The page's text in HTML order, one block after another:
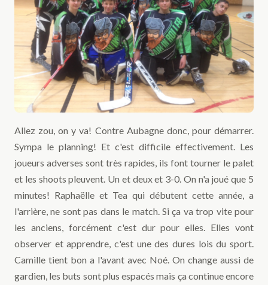
Allez zou, on y va! Contre Aubagne donc, pour démarrer.
Sympa le planning! Et c'est difficile effectivement. Les
joueurs adverses sont très rapides, ils font tourner le palet
et les shoots pleuvent. Un et deux et 3-0. On n'a joué que 5
minutes! Raphaëlle et Tea qui débutent cette année, a
l'arrière, ne sont pas dans le match. Si ça va trop vite pour
les anciens, forcément c'est dur pour elles. Elles vont
observer et apprendre, c'est une des dures lois du sport.
Camille tient bon a l'avant avec Noé. On change aussi de
gardien, les buts sont plus espacés mais ça continue encore